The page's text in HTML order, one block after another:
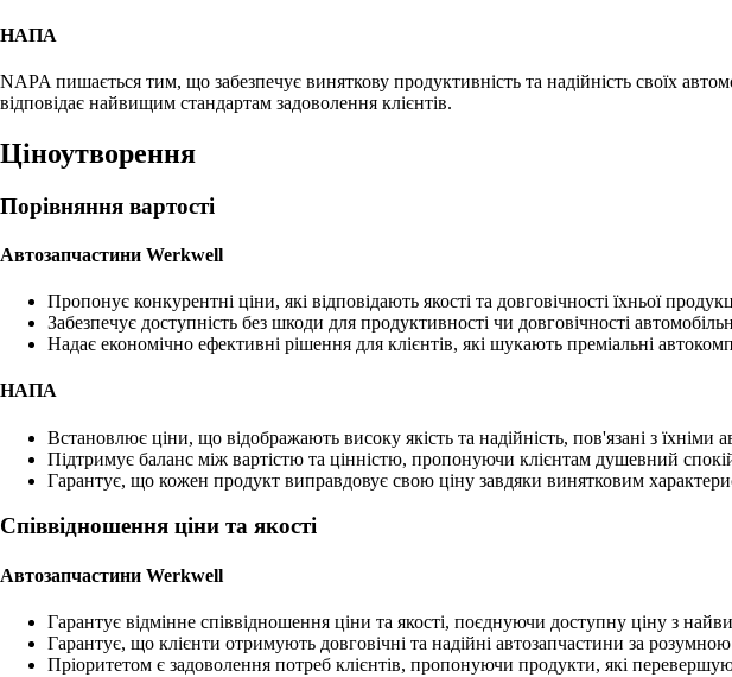
НАПА
NAPA пишається тим, що забезпечує виняткову продуктивність та надійність своїх
відповідає найвищим стандартам задоволення клієнтів.
Ціноутворення
Порівняння вартості
Автозапчастини Werkwell
Пропонує конкурентні ціни, які відповідають якості та довговічності їхньої
Забезпечує доступність без шкоди для продуктивності чи довговічності
Надає економічно ефективні рішення для клієнтів, які шукають преміальні
НАПА
Встановлює ціни, що відображають високу якість та надійність, пов'язані з їхніми
Підтримує баланс між вартістю та цінністю, пропонуючи клієнтам душевний
Гарантує, що кожен продукт виправдовує свою ціну завдяки винятковим
Співвідношення ціни та якості
Автозапчастини Werkwell
Гарантує відмінне співвідношення ціни та якості, поєднуючи доступну ціну з
Гарантує, що клієнти отримують довговічні та надійні автозапчастини за
Пріоритетом є задоволення потреб клієнтів, пропонуючи продукти, які